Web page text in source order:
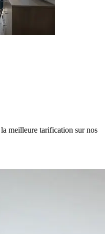
meilleure tarification sur nos